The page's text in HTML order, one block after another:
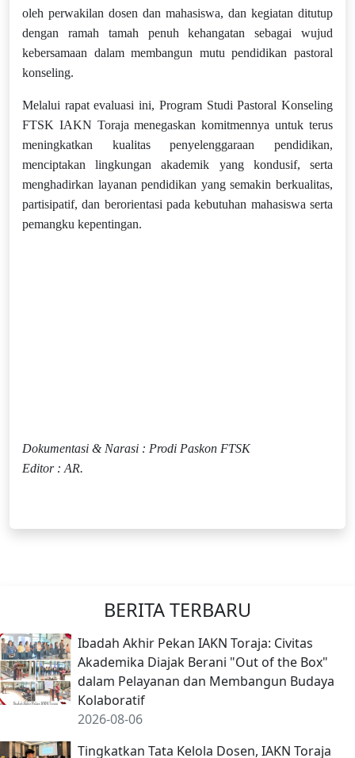
oleh perwakilan dosen dan mahasiswa, dan kegiatan ditutup
dengan ramah tamah penuh kehangatan sebagai wujud
kebersamaan dalam membangun mutu pendidikan pastoral
konseling.
Melalui rapat evaluasi ini, Program Studi Pastoral Konseling
FTSK IAKN Toraja menegaskan komitmennya untuk terus
meningkatkan kualitas penyelenggaraan pendidikan,
menciptakan lingkungan akademik yang kondusif, serta
menghadirkan layanan pendidikan yang semakin berkualitas,
partisipatif, dan berorientasi pada kebutuhan mahasiswa serta
pemangku kepentingan.
Dokumentasi & Narasi : Prodi Paskon FTSK
Editor : AR.
BERITA TERBARU
Ibadah Akhir Pekan IAKN Toraja: Civitas
Akademika Diajak Berani "Out of the Box"
dalam Pelayanan dan Membangun Budaya
Kolaboratif
2026-08-06
Tingkatkan Tata Kelola Dosen, IAKN Toraja